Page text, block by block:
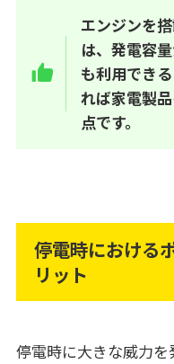
エンジンを
は、発電容
も利用でき
れば家電製
点です。
停電時における
リット
停電時に大きな威力